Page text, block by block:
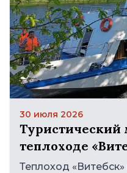
30 июля 2026
Туристический
теплоходе
Теплоход